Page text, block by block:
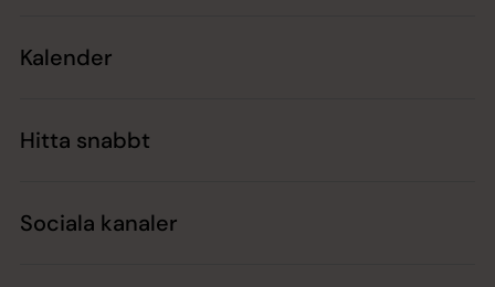
Kalender
Hitta snabbt
Sociala kanaler